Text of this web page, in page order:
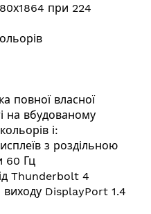
при 224
повної власної
на вбудованому
і:
з роздільною
60 Гц
Thunderbolt 4
виходу DisplayPort 1.4